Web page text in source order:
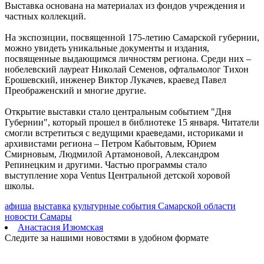
августа
06.08.2026 | 17:05
нарезанными газетами вместо денег
06.08.2026 | 16:57
В первый день окружных соревнований проекта для
работающей молодежи "МолоТ" команда Самарской области
показала достойный результат
06.08.2026 | 16:21
деликатес
06.08.2026 | 16:17
Укрепление системы довузовской подготовки: проект
"Базовые и опорные школы" в Самарской области
06.08.2026 | 16:11
Праздник вопреки боли: "званый ужин" в честь дня рождения
Карла III – очередная провокация?
06.08.2026 | 16:07
Житель Новокуйбышевска захватил 311 "квадратов"
государственной земли
06.08.2026 | 16:03
В Волжском районе начинается капремонт путепровода через
железную дорогу
Выставка основана на материалах из фондов учреждения и
частных коллекций.
На экспозиции, посвященной 175-летию Самарской губернии,
можно увидеть уникальные документы и издания,
посвященные выдающимся личностям региона. Среди них –
нобелевский лауреат Николай Семенов, офтальмолог Тихон
Ерошевский, инженер Виктор Лукачев, краевед Павел
Преображенский и многие другие.
Открытие выставки стало центральным событием "Дня
Губернии", который прошел в библиотеке 15 января. Читатели
смогли встретиться с ведущими краеведами, историками и
архивистами региона – Петром Кабытовым, Юрием
Смирновым, Людмилой Артамоновой, Александром
Репинецким и другими. Частью программы стало
выступление хора Ventus Центральной детской хоровой
школы.
афиша выставка культурные события Самарской области
новости Самары
Анастасия Изюмская
Следите за нашими новостями в удобном формате